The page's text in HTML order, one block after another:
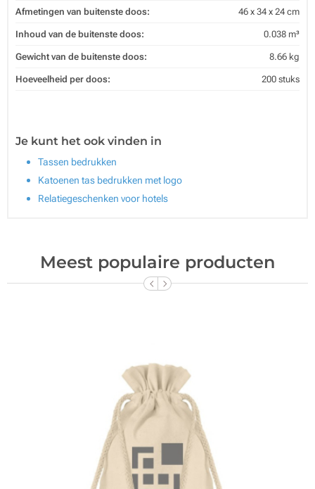
Afmetingen van buitenste doos: 46 x 34 x 24 cm
Inhoud van de buitenste doos: 0.038 m³
Gewicht van de buitenste doos: 8.66 kg
Hoeveelheid per doos: 200 stuks
Je kunt het ook vinden in
Tassen bedrukken
Katoenen tas bedrukken met logo
Relatiegeschenken voor hotels
Meest populaire producten